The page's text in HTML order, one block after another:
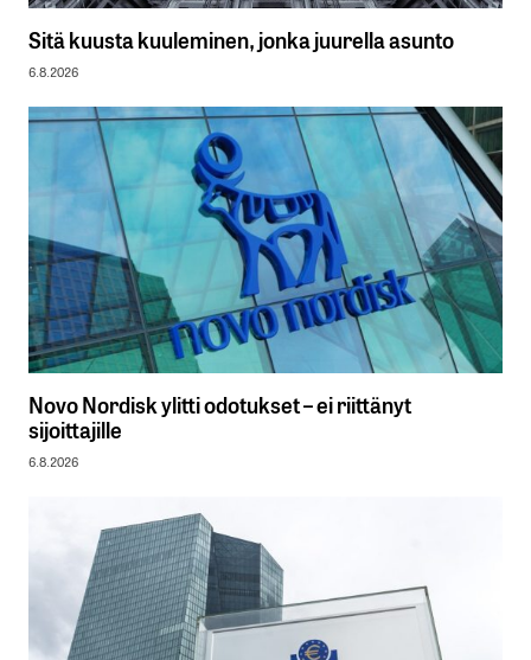
Sitä kuusta kuuleminen, jonka juurella asunto
6.8.2026
Novo Nordisk ylitti odotukset – ei riittänyt
sijoittajille
6.8.2026